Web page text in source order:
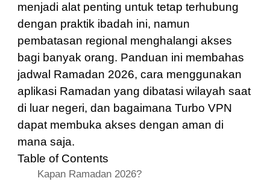
menjadi alat penting untuk tetap terhubung
dengan praktik ibadah ini, namun
pembatasan regional menghalangi akses
bagi banyak orang. Panduan ini membahas
jadwal Ramadan 2026, cara menggunakan
aplikasi Ramadan yang dibatasi wilayah saat
di luar negeri, dan bagaimana Turbo VPN
dapat membuka akses dengan aman di
mana saja.
Table of Contents
Kapan Ramadan 2026?